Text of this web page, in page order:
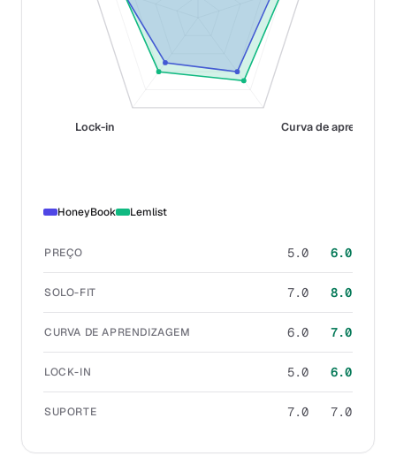
Curva de
Lock-in
HoneyBook Lemlist
PREÇO 5.0 6.0
SOLO-FIT 7.0 8.0
CURVA DE APRENDIZAGEM 6.0 7.0
LOCK-IN 5.0 6.0
SUPORTE 7.0 7.0